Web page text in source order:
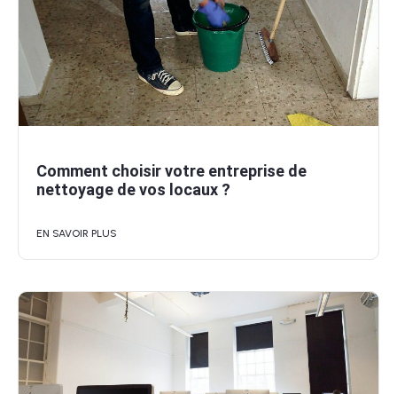
Comment choisir votre entreprise de
nettoyage de vos locaux ?
EN SAVOIR PLUS